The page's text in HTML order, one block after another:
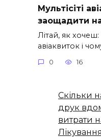
Мультісіті
заощадити
Літай, як хочеш:
авіаквиток і
0 16
Скільки
друк
витрати